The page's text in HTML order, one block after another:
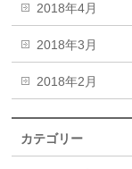
2018年4月
2018年3月
2018年2月
カテゴリー